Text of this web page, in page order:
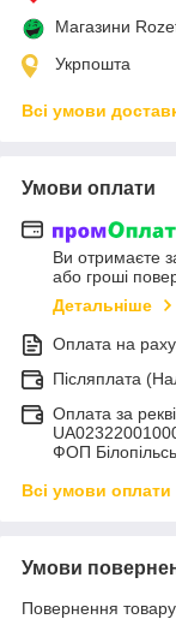
Магазини
Укрпошта
Всі умови
Умови оплати
Ви отримаєте
або гроші
Детальніше
Оплата на
Післяплата
Оплата за
ФОП
Всі умови оплати
Умови
Повернення